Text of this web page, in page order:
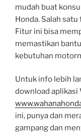
mudah buat
Honda. Salah
Fitur ini bisa
memastikan
kebutuhan
Untuk info lebih
download aplikasi
ini, punya dan
gampang dan